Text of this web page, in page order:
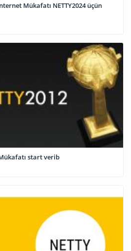
Mükafatı NETTY2024 üçün
start verib